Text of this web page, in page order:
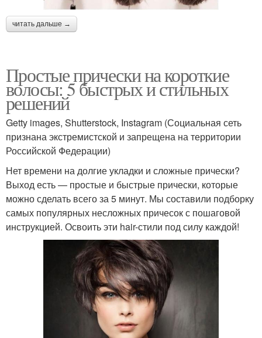
читать дальше →
Простые прически на короткие
волосы: 5 быстрых и стильных
решений
Getty images, Shutterstock, Instagram (Социальная сеть
признана экстремистской и запрещена на территории
Российской Федерации)
Нет времени на долгие укладки и сложные прически?
Выход есть — простые и быстрые прически, которые
можно сделать всего за 5 минут. Мы составили подборку
самых популярных несложных причесок с пошаговой
инструкцией. Освоить эти hair-стили под силу каждой!